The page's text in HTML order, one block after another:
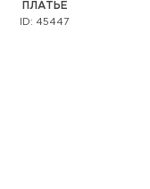
ПЛАТЬЕ
ID: 45447